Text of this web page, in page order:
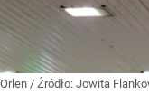
Orlen / Źródło: Jowita